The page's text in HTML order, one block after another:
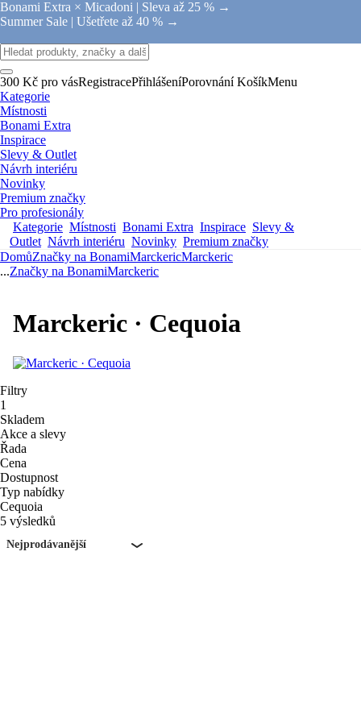
Bonami Extra × Micadoni | Sleva až 25 % →
Summer Sale | Ušetřete až 40 % →
300 Kč pro vásRegistracePřihlášeníPorovnání KošíkMenu
Kategorie
Místnosti
Bonami Extra
Inspirace
Slevy & Outlet
Návrh interiéru
Novinky
Premium značky
Pro profesionály
Kategorie Místnosti Bonami Extra Inspirace Slevy &
Outlet Návrh interiéru Novinky Premium značky
DomůZnačky na BonamiMarckericMarckeric
...Značky na BonamiMarckeric
Marckeric · Cequoia
Filtry
1
Skladem
Akce a slevy
Řada
Cena
Dostupnost
Typ nabídky
Cequoia
5 výsledků
Nejprodávanější